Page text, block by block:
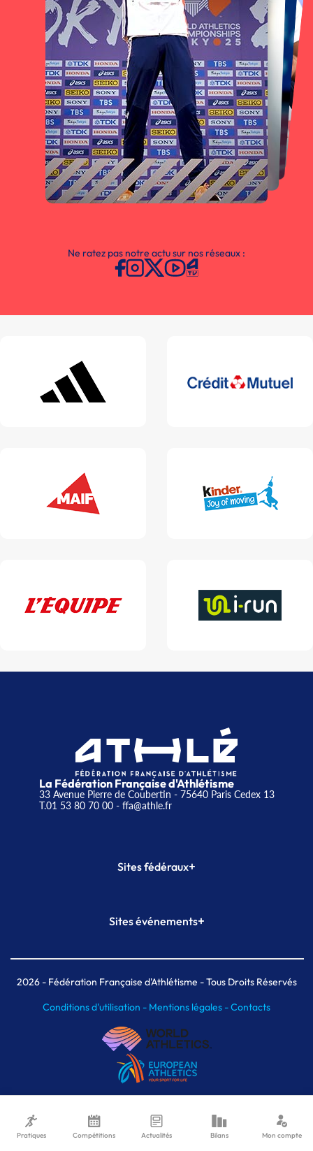
Ne ratez pas notre actu sur nos réseaux :
La Fédération Française d'Athlétisme
33 Avenue Pierre de Coubertin - 75640 Paris Cedex 13
T.01 53 80 70 00- ffa@athle.fr
Sites fédéraux+
Plateforme Formation
Sites événements+
Meeting de Paris indoor
MAIF Ekiden de Paris
2026- Fédération Française d'Athlétisme - Tous Droits Réservés
Conditions d'utilisation - Mentions légales -Contacts
Pratiques Compétitions Actualités Bilans Mon compte